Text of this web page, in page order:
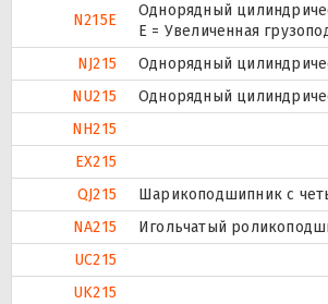
N215E
Однорядный
Е = Увеличенная
NJ215
Однорядный
NU215
Однорядный
NH215
EX215
QJ215
Шарикоподшипник с
NA215
Игольчатый
UC215
UK215